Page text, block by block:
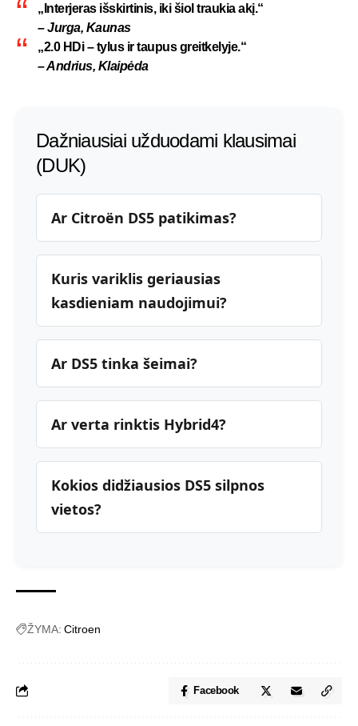
„Interjeras išskirtinis, iki šiol traukia akį.“
– Jurga, Kaunas
„2.0 HDi – tylus ir taupus greitkelyje.“
– Andrius, Klaipėda
Dažniausiai užduodami klausimai
(DUK)
Ar Citroën DS5 patikimas?
Kuris variklis geriausias
kasdieniam naudojimui?
Ar DS5 tinka šeimai?
Ar verta rinktis Hybrid4?
Kokios didžiausios DS5 silpnos
vietos?
ŽYMA: Citroen
Facebook